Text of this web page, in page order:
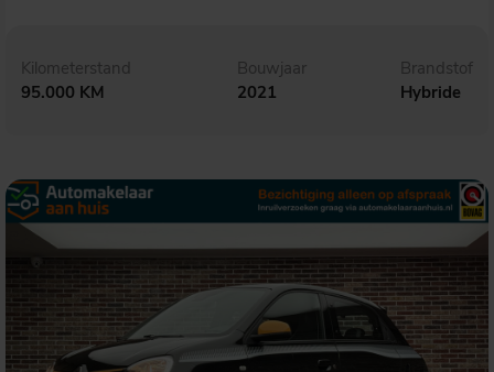
Kilometerstand
95.000 KM
Bouwjaar
2021
Brandstof
Hybride